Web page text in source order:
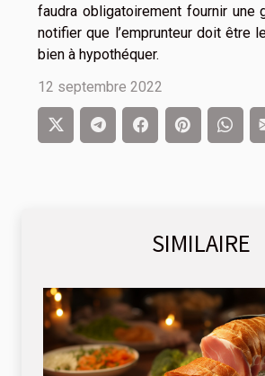
faudra obligatoirement fournir une
notifier que l’emprunteur doit être
bien à hypothéquer.
12 septembre 2022
SIMILAIRE